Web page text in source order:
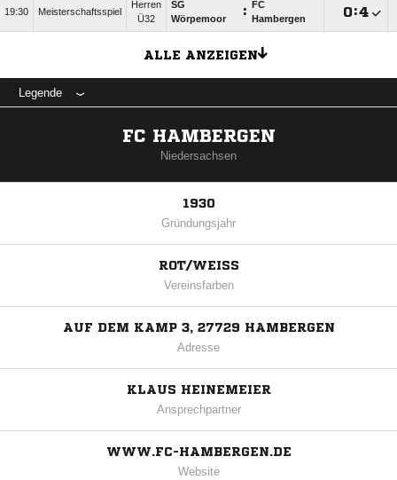
19:30 Meisterschaftsspiel
Herren
Ü32
SG
Wörpemoor
:
FC
Hambergen
:
ALLE ANZEIGEN
Legende
FC HAMBERGEN
Niedersachsen
1930
Gründungsjahr
ROT/WEISS
Vereinsfarben
AUF DEM KAMP 3, 27729 HAMBERGEN
Adresse
KLAUS HEINEMEIER
Ansprechpartner
WWW.FC-HAMBERGEN.DE
Website